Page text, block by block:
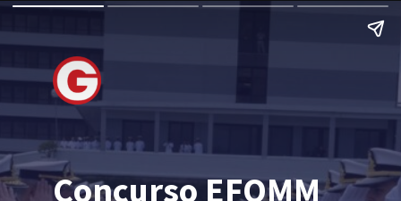
Concurso EFOMM